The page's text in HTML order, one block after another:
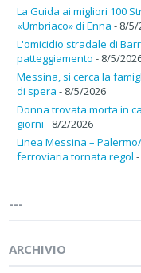
La Guida ai migliori 100
«Umbriaco» di Enna - 8/5/
L'omicidio stradale di
patteggiamento - 8/5/
Messina, si cerca la
di spera - 8/5/2026
Donna trovata morta in
giorni - 8/2/2026
Linea Messina –
ferroviaria tornata regol
---
ARCHIVIO